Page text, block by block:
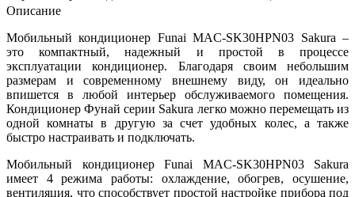
Описание
Мобильный кондиционер Funai MAC-SK30HPN03 Sakura –
это компактный, надежный и простой в процессе
эксплуатации кондиционер. Благодаря своим небольшим
размерам и современному внешнему виду, он идеально
впишется в любой интерьер обслуживаемого помещения.
Кондиционер Фунай серии Sakura легко можно перемещать из
одной комнаты в другую за счет удобных колес, а также
быстро настраивать и подключать.
Мобильный кондиционер Funai MAC-SK30HPN03 Sakura
имеет 4 режима работы: охлаждение, обогрев, осушение,
вентиляция, что способствует простой настройке прибора под